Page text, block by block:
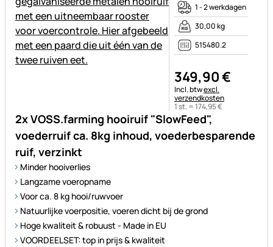
2x VOSS.farming hooiruif "SlowFeed",
voederruif ca. 8kg inhoud, voederbesparende
ruif, verzinkt
Minder hooiverlies
Langzame voeropname
Voor ca. 8 kg hooi/ruwvoer
Natuurlijke voerpositie, voeren dicht bij de grond
Hoge kwaliteit & robuust - Made in EU
VOORDEELSET: top in prijs & kwaliteit
1 - 2 werkdagen
30,00 kg
515480.2
349,90€
Belastinginformatie:
Incl. btwexcl.
verzendkosten
1 st. =174,95€